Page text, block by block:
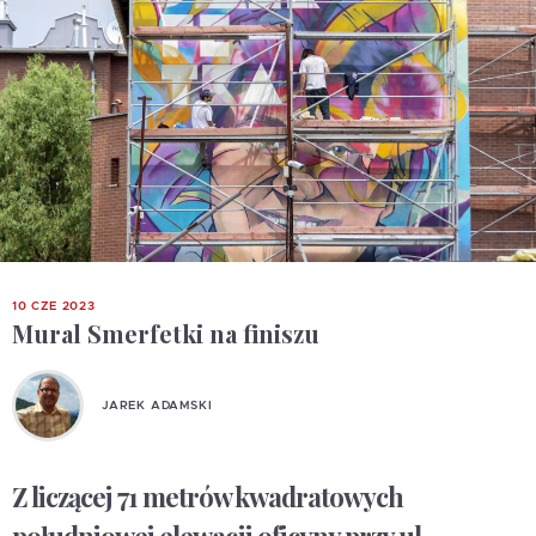
10 CZE 2023
Mural Smerfetki na finiszu
JAREK ADAMSKI
Z liczącej 71 metrów kwadratowych